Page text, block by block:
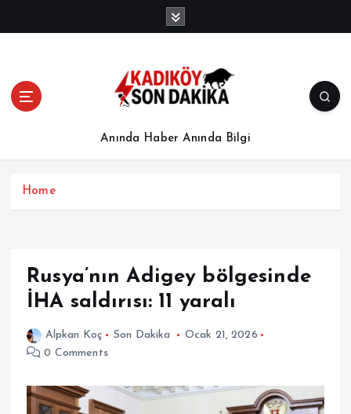
Anında Haber Anında Bilgi
Home
Rusya’nın Adigey bölgesinde
İHA saldırısı: 11 yaralı
Alpkan Koç Son Dakika
Ocak 21, 2026
0 Comments